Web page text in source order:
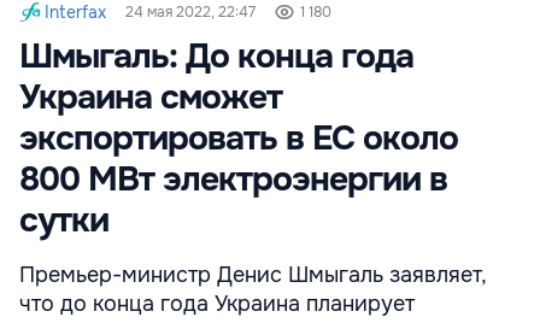
Interfax 24 мая 2022, 22:47 1 180
Шмыгаль: До конца года
Украина сможет
экспортировать в ЕС около
800 МВт электроэнергии в
сутки
Премьер-министр Денис Шмыгаль заявляет,
что до конца года Украина планирует